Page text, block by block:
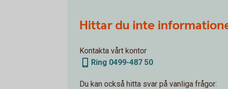
Hittar du inte
Kontakta vårt kontor
Ring 0499-487 50
Du kan också hitta svar på vanliga frågor: